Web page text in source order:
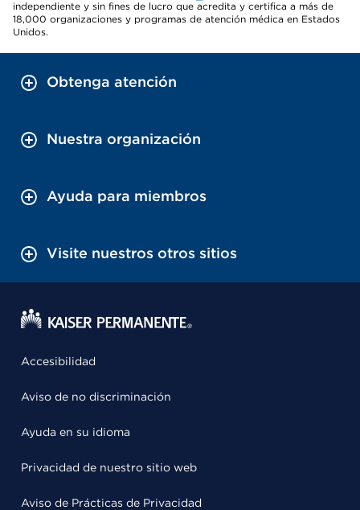
independiente y sin fines de lucro que acredita y certifica a más de
18,000 organizaciones y programas de atención médica en Estados
Unidos.
Obtenga atención
Nuestra organización
Ayuda para miembros
Visite nuestros otros sitios
Accesibilidad
Aviso de no discriminación
Ayuda en su idioma
Privacidad de nuestro sitio web
Aviso de Prácticas de Privacidad